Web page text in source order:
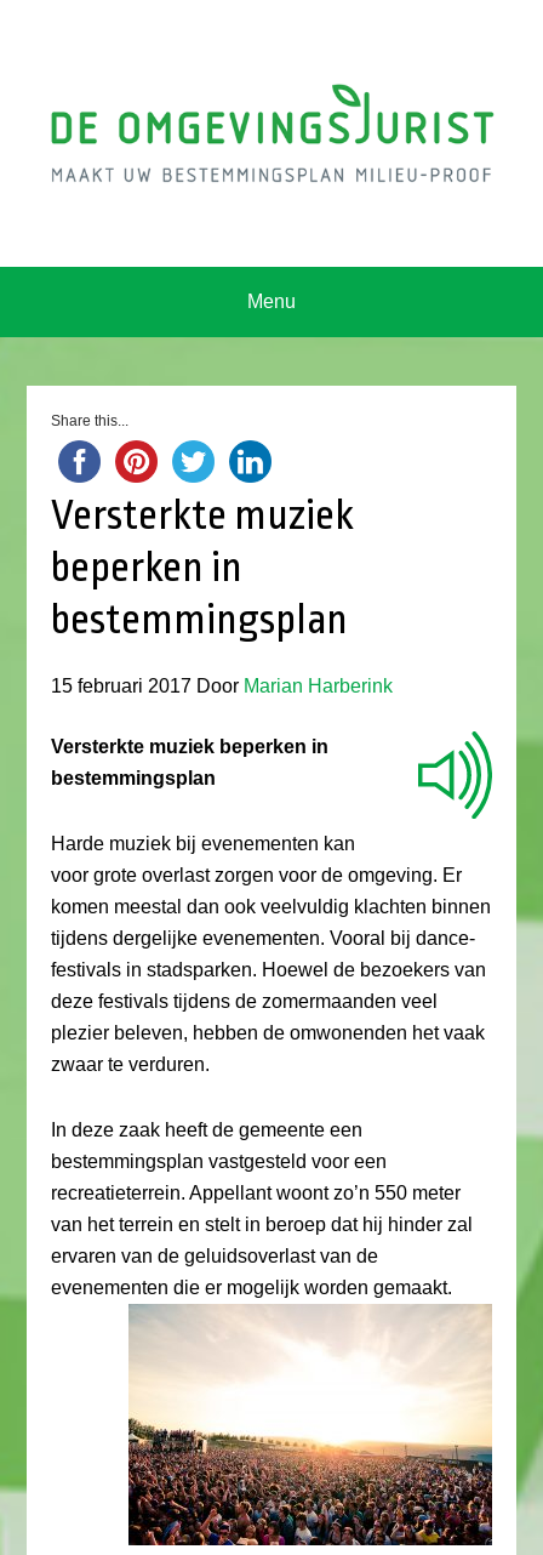
Menu
Share this...
Versterkte muziek
beperken in
bestemmingsplan
15 februari 2017 Door Marian Harberink
Versterkte muziek beperken in
bestemmingsplan
Harde muziek bij evenementen kan
voor grote overlast zorgen voor de omgeving. Er
komen meestal dan ook veelvuldig klachten binnen
tijdens dergelijke evenementen. Vooral bij dance-
festivals in stadsparken. Hoewel de bezoekers van
deze festivals tijdens de zomermaanden veel
plezier beleven, hebben de omwonenden het vaak
zwaar te verduren.
In deze zaak heeft de gemeente een
bestemmingsplan vastgesteld voor een
recreatieterrein. Appellant woont zo’n 550 meter
van het terrein en stelt in beroep dat hij hinder zal
ervaren van de geluidsoverlast van de
evenementen die er mogelijk worden gemaakt.